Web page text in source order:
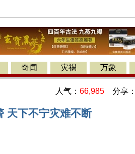
奇闻 灾祸 万象
人气： 66,985 分享：
天下不宁灾难不断